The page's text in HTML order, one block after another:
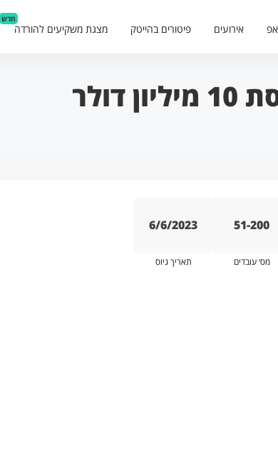
אירועים פיטורים בהייטק מצגת משקיעים להורדה
חדש
51-200
מס׳ עובדים
6/6/2023
תאריך גיוס